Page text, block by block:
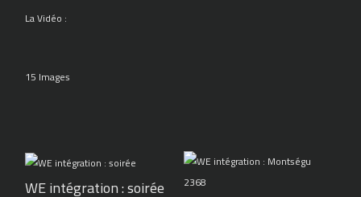
La Vidéo :
15 Images
WE intégration : soirée